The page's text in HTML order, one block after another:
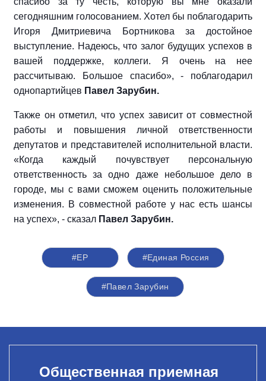
сегодняшним голосованием. Хотел бы поблагодарить
Игоря Дмитриевича Бортникова за достойное
выступление. Надеюсь, что залог будущих успехов в
вашей поддержке, коллеги. Я очень на нее
рассчитываю. Большое спасибо», - поблагодарил
однопартийцев Павел Зарубин.
Также он отметил, что успех зависит от совместной
работы и повышения личной ответственности
депутатов и представителей исполнительной власти.
«Когда каждый почувствует персональную
ответственность за одно даже небольшое дело в
городе, мы с вами сможем оценить положительные
изменения. В совместной работе у нас есть шансы
на успех», - сказал Павел Зарубин.
#ЕР #Единая Россия
#Павел Зарубин
Общественная приемная